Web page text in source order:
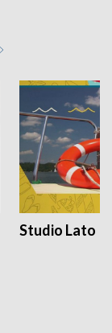
Studio Lato